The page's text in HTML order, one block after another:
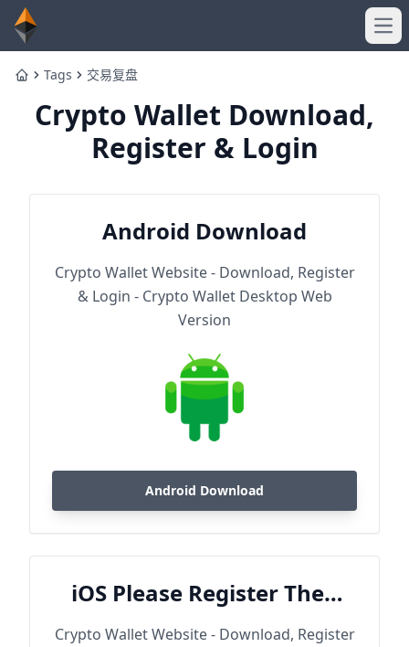
HomeTags 交易复盘
Crypto Wallet Download,
Register & Login
Android Download
Crypto Wallet Website - Download, Register
& Login - Crypto Wallet Desktop Web
Version
Android Download
iOS Please Register Then
Download
Crypto Wallet Website - Download, Register